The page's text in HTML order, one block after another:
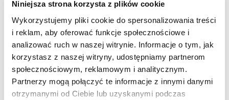
Niniejsza strona korzysta z plików cookie
Wykorzystujemy pliki cookie do spersonalizowania treści
i reklam, aby oferować funkcje społecznościowe i
analizować ruch w naszej witrynie. Informacje o tym, jak
korzystasz z naszej witryny, udostępniamy partnerom
społecznościowym, reklamowym i analitycznym.
Partnerzy mogą połączyć te informacje z innymi danymi
otrzymanymi od Ciebie lub uzyskanymi podczas
- +